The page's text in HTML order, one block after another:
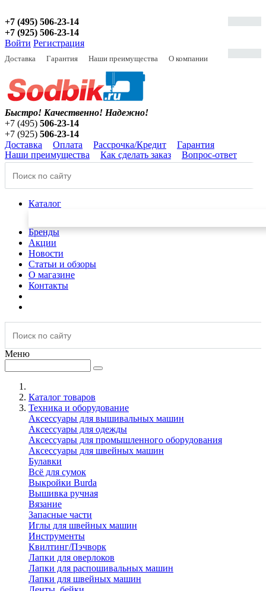
+7 (495) 506-23-14
+7 (925) 506-23-14
Войти Регистрация
Доставка Гарантия Наши преимущества О компании
Быстро! Качественно! Надежно!
+7 (495) 506-23-14
+7 (925) 506-23-14
Доставка
Оплата Рассрочка/Кредит
Гарантия
Наши преимущества
Как сделать заказ Вопрос-ответ
Каталог
Бренды
Акции
Новости
Статьи и обзоры
О магазине
Контакты
Меню
Каталог товаров
Техника и оборудование
Аксессуары для вышивальных машин
Аксессуары для одежды
Аксессуары для промышленного оборудования
Аксессуары для швейных машин
Булавки
Всё для сумок
Выкройки Burda
Вышивка ручная
Вязание
Запасные части
Иглы для швейных машин
Инструменты
Квилтинг/Пэчворк
Лапки для оверлоков
Лапки для распошивальных машин
Лапки для швейных машин